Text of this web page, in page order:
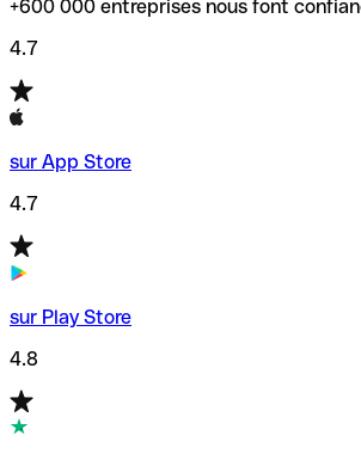
+600 000 entreprises nous font
4.7
sur App Store
4.7
sur Play Store
4.8